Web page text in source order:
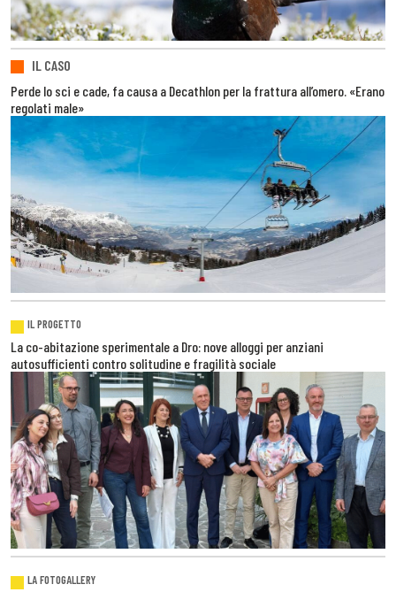
IL CASO
Perde lo sci e cade, fa causa a Decathlon per la frattura all’omero. «Erano
regolati male»
IL PROGETTO
La co-abitazione sperimentale a Dro: nove alloggi per anziani
autosufficienti contro solitudine e fragilità sociale
LA FOTOGALLERY